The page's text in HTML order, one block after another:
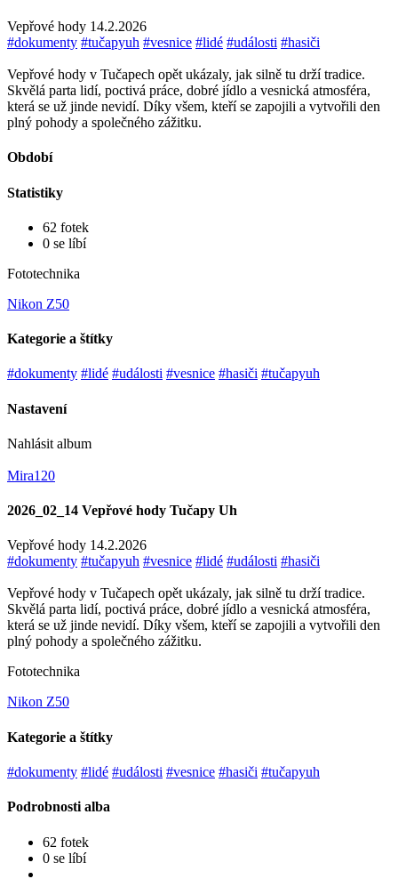
Vepřové hody 14.2.2026
#dokumenty #tučapyuh #vesnice #lidé #události #hasiči
Vepřové hody v Tučapech opět ukázaly, jak silně tu drží tradice.
Skvělá parta lidí, poctivá práce, dobré jídlo a vesnická atmosféra,
která se už jinde nevidí. Díky všem, kteří se zapojili a vytvořili den
plný pohody a společného zážitku.
Období
Statistiky
62 fotek
0 se líbí
Fototechnika
Nikon Z50
Kategorie a štítky
#dokumenty #lidé #události #vesnice #hasiči #tučapyuh
Nastavení
Nahlásit album
Mira120
2026_02_14 Vepřové hody Tučapy Uh
Vepřové hody 14.2.2026
#dokumenty #tučapyuh #vesnice #lidé #události #hasiči
Vepřové hody v Tučapech opět ukázaly, jak silně tu drží tradice.
Skvělá parta lidí, poctivá práce, dobré jídlo a vesnická atmosféra,
která se už jinde nevidí. Díky všem, kteří se zapojili a vytvořili den
plný pohody a společného zážitku.
Fototechnika
Nikon Z50
Kategorie a štítky
#dokumenty #lidé #události #vesnice #hasiči #tučapyuh
Podrobnosti alba
62 fotek
0 se líbí